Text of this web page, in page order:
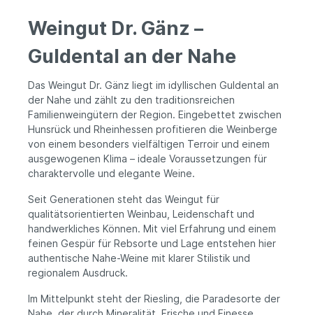
Weingut Dr. Gänz –
Guldental an der Nahe
Das Weingut Dr. Gänz liegt im idyllischen Guldental an
der Nahe und zählt zu den traditionsreichen
Familienweingütern der Region. Eingebettet zwischen
Hunsrück und Rheinhessen profitieren die Weinberge
von einem besonders vielfältigen Terroir und einem
ausgewogenen Klima – ideale Voraussetzungen für
charaktervolle und elegante Weine.
Seit Generationen steht das Weingut für
qualitätsorientierten Weinbau, Leidenschaft und
handwerkliches Können. Mit viel Erfahrung und einem
feinen Gespür für Rebsorte und Lage entstehen hier
authentische Nahe-Weine mit klarer Stilistik und
regionalem Ausdruck.
Im Mittelpunkt steht der Riesling, die Paradesorte der